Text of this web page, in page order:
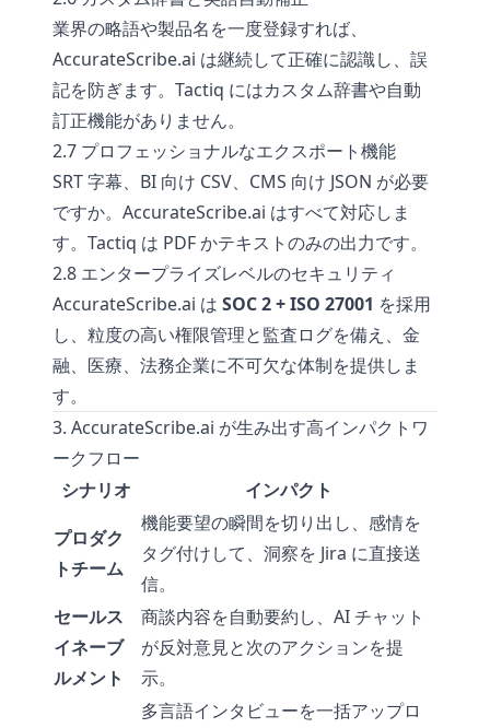
業界の略語や製品名を一度登録すれば、
AccurateScribe.ai は継続して正確に認識し、誤
記を防ぎます。Tactiq にはカスタム辞書や自動
訂正機能がありません。
2.7 プロフェッショナルなエクスポート機能
SRT 字幕、BI 向け CSV、CMS 向け JSON が必要
ですか。AccurateScribe.ai はすべて対応しま
す。Tactiq は PDF かテキストのみの出力です。
2.8 エンタープライズレベルのセキュリティ
AccurateScribe.ai は SOC 2 + ISO 27001 を採用
し、粒度の高い権限管理と監査ログを備え、金
融、医療、法務企業に不可欠な体制を提供しま
す。
3. AccurateScribe.ai が生み出す高インパクトワ
ークフロー
シナリオ
インパクト
プロダク
トチーム
機能要望の瞬間を切り出し、感情を
タグ付けして、洞察を Jira に直接送
信。
セールス
イネーブ
ルメント
商談内容を自動要約し、AI チャット
が反対意見と次のアクションを提
示。
多言語インタビューを一括アップロ